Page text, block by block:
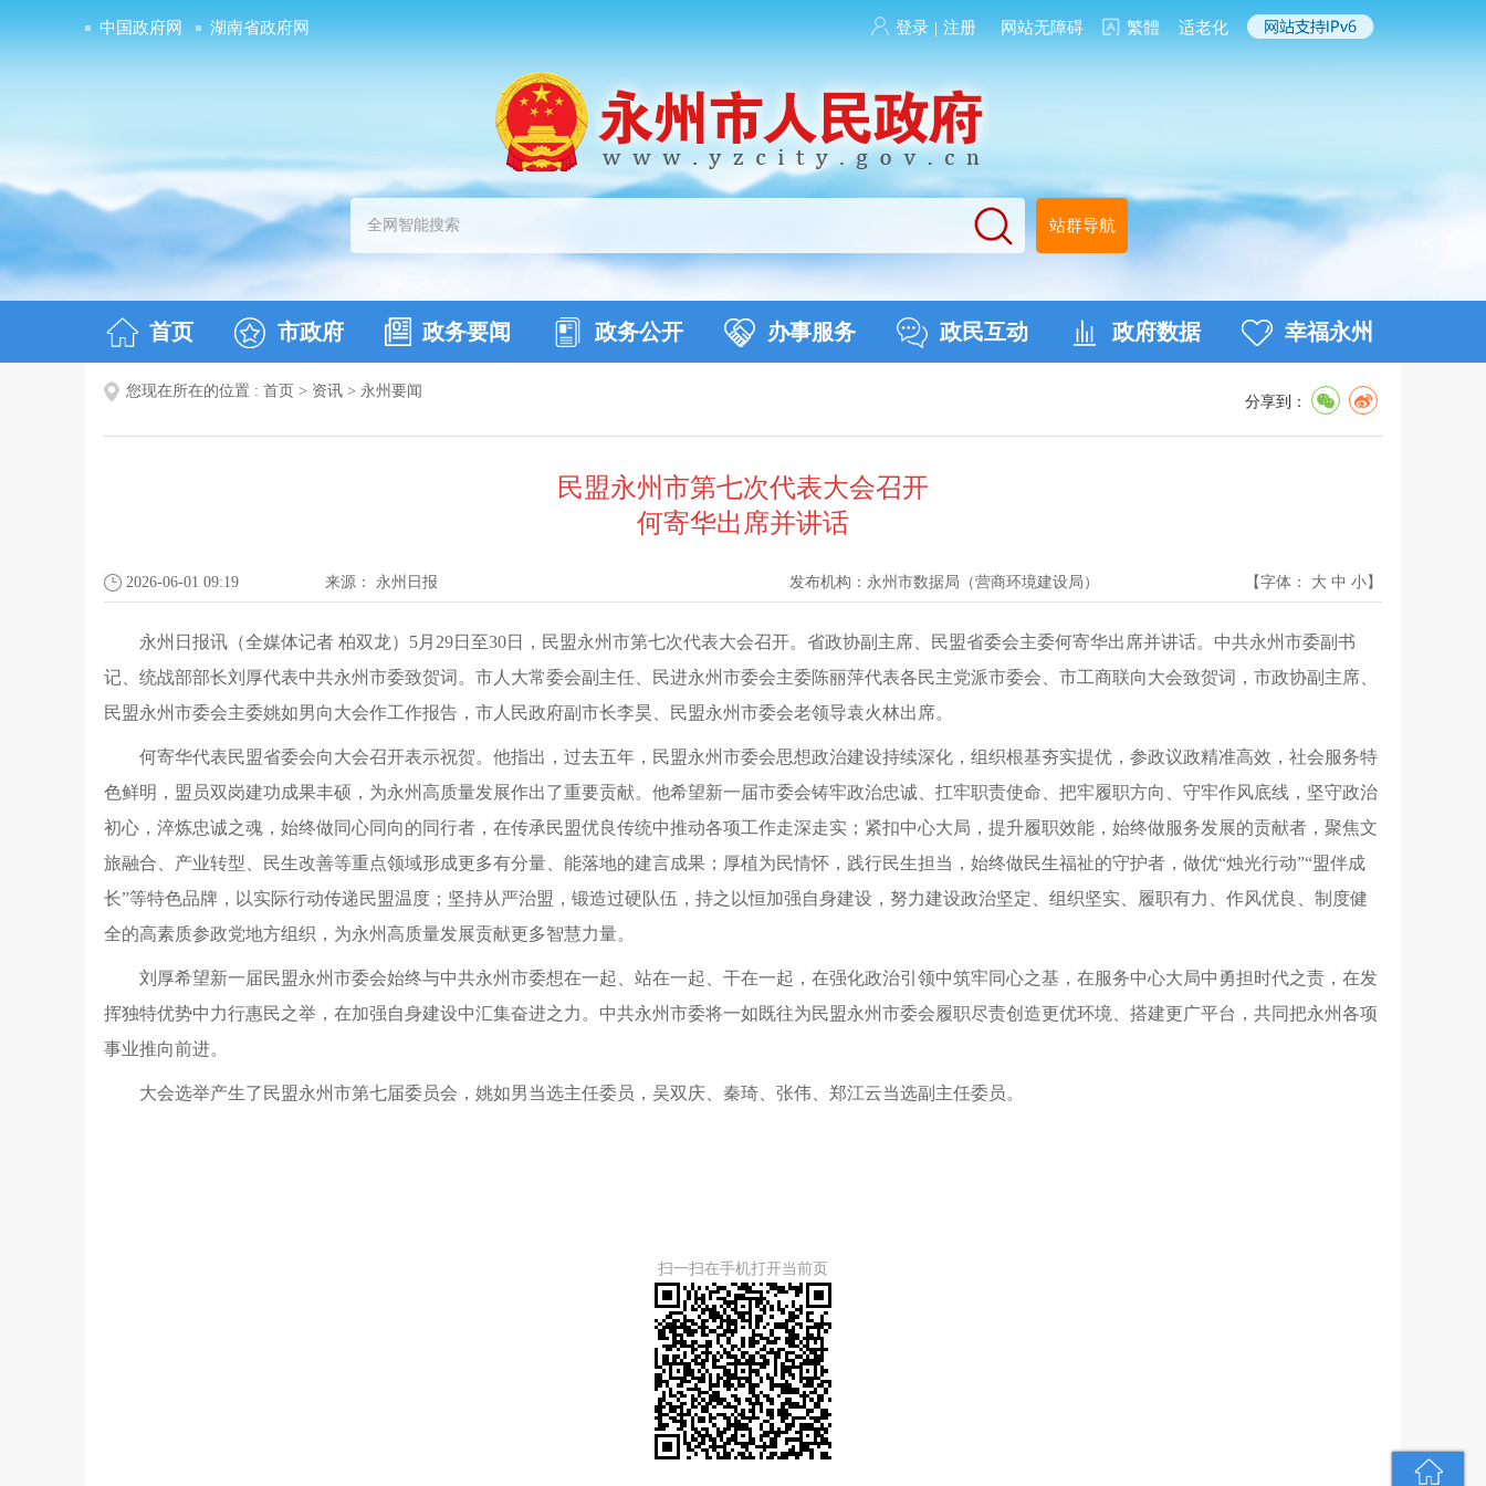
中国政府网 湖南省政府网 登录 | 注册 网站无障碍 繁體 适老化
站群导航
首页 市政府 政务要闻 政务公开 办事服务 政民互动 政府数据 幸福永州
您现在所在的位置 : 首页 > 资讯 > 永州要闻
分享到：
民盟永州市第七次代表大会召开
何寄华出席并讲话
2026-06-01 09:19 来源： 永州日报 发布机构： 永州市数据局（营商环境建设局） 【字体： 大 中 小】
永州日报讯（全媒体记者 柏双龙）5月29日至30日，民盟永州市第七次代表大会召开。省政协副主席、民盟省委会主委何寄华出席并讲话。中共永州市委副书
记、统战部部长刘厚代表中共永州市委致贺词。市人大常委会副主任、民进永州市委会主委陈丽萍代表各民主党派市委会、市工商联向大会致贺词，市政协副主席、
民盟永州市委会主委姚如男向大会作工作报告，市人民政府副市长李昊、民盟永州市委会老领导袁火林出席。
何寄华代表民盟省委会向大会召开表示祝贺。他指出，过去五年，民盟永州市委会思想政治建设持续深化，组织根基夯实提优，参政议政精准高效，社会服务特
色鲜明，盟员双岗建功成果丰硕，为永州高质量发展作出了重要贡献。他希望新一届市委会铸牢政治忠诚、扛牢职责使命、把牢履职方向、守牢作风底线，坚守政治
初心，淬炼忠诚之魂，始终做同心同向的同行者，在传承民盟优良传统中推动各项工作走深走实；紧扣中心大局，提升履职效能，始终做服务发展的贡献者，聚焦文
旅融合、产业转型、民生改善等重点领域形成更多有分量、能落地的建言成果；厚植为民情怀，践行民生担当，始终做民生福祉的守护者，做优“烛光行动”“盟伴成
长”等特色品牌，以实际行动传递民盟温度；坚持从严治盟，锻造过硬队伍，持之以恒加强自身建设，努力建设政治坚定、组织坚实、履职有力、作风优良、制度健
全的高素质参政党地方组织，为永州高质量发展贡献更多智慧力量。
刘厚希望新一届民盟永州市委会始终与中共永州市委想在一起、站在一起、干在一起，在强化政治引领中筑牢同心之基，在服务中心大局中勇担时代之责，在发
挥独特优势中力行惠民之举，在加强自身建设中汇集奋进之力。中共永州市委将一如既往为民盟永州市委会履职尽责创造更优环境、搭建更广平台，共同把永州各项
事业推向前进。
大会选举产生了民盟永州市第七届委员会，姚如男当选主任委员，吴双庆、秦琦、张伟、郑江云当选副主任委员。
扫一扫在手机打开当前页